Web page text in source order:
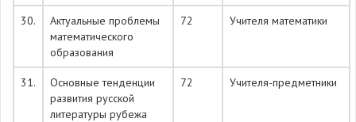
30.
Актуальные проблемы
математического
образования
72 Учителя математики
31.
Основные тенденции
развития русской
литературы рубежа
72 Учителя-предметники